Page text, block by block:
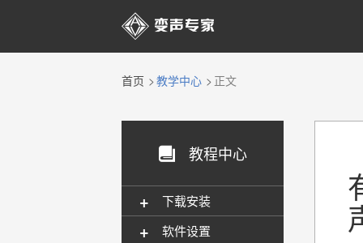

首页 教学中心 正文
 教程中心
下载安装
+
软件设置
+